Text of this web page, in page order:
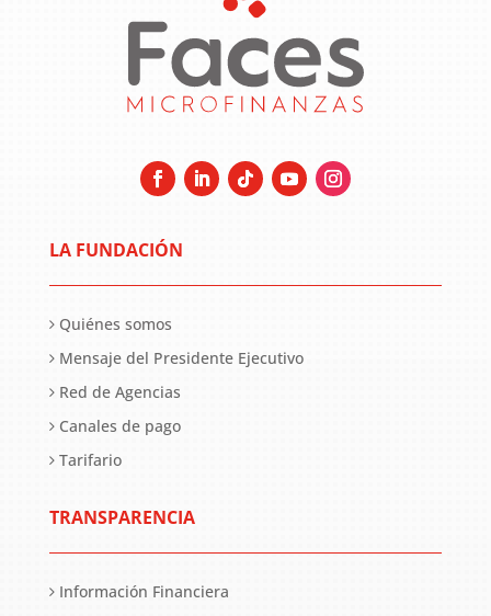
LA FUNDACIÓN
Quiénes somos
Mensaje del Presidente Ejecutivo
Red de Agencias
Canales de pago
Tarifario
TRANSPARENCIA
Información Financiera